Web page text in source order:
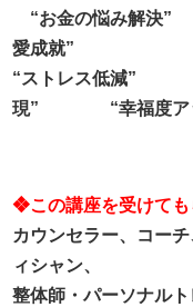
“お金の悩み解決
愛成就”
“ストレス低減” “
現” “幸福度ア
❖この講座を受けても
カウンセラー、コー
ィシャン、
整体師・パーソナル